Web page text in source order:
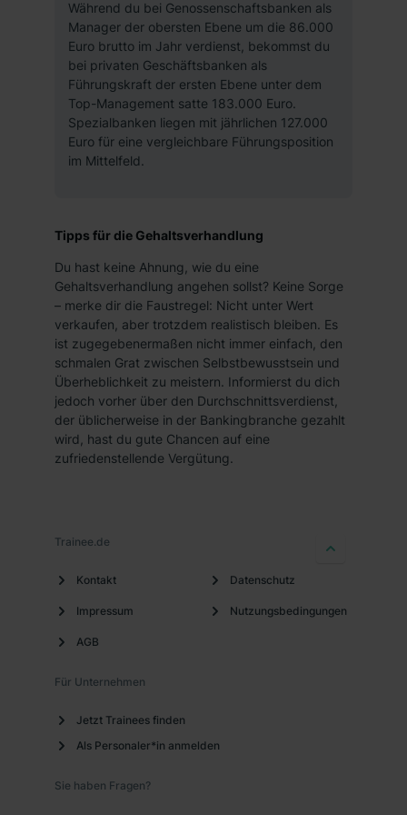
verfügen über kein angemessenes Datenschutzniveau
(EuGH – Schrems II). Du kannst die von dir erteilte
Einwilligung jederzeit mit Wirkung für die Zukunft ganz
oder teilweise über unsere Datenschutzerklärung unter
dem Punkt „Datenschutz-Einstellungen“ widerrufen.
Weitere Informationen zu den einzelnen Cookies findest
du durch Klick auf „Details zeigen“. Weitere
Informationen:Datenschutzerklärung
Während du bei Genossenschaftsbanken als
Manager der obersten Ebene um die 86.000
Euro brutto im Jahr verdienst, bekommst du
bei privaten Geschäftsbanken als
Führungskraft der ersten Ebene unter dem
Top-Management satte 183.000 Euro.
Spezialbanken liegen mit jährlichen 127.000
Euro für eine vergleichbare Führungsposition
im Mittelfeld.
Tipps für die Gehaltsverhandlung
Du hast keine Ahnung, wie du eine
Gehaltsverhandlung angehen sollst? Keine Sorge
– merke dir die Faustregel: Nicht unter Wert
verkaufen, aber trotzdem realistisch bleiben. Es
ist zugegebenermaßen nicht immer einfach, den
schmalen Grat zwischen Selbstbewusstsein und
Überheblichkeit zu meistern. Informierst du dich
jedoch vorher über den Durchschnittsverdienst,
der üblicherweise in der Bankingbranche gezahlt
wird, hast du gute Chancen auf eine
zufriedenstellende Vergütung.
Trainee.de
Kontakt
Impressum
AGB
Datenschutz
Nutzungsbedingungen
Für Unternehmen
Jetzt Trainees finden
Als Personaler*in anmelden
Sie haben Fragen?